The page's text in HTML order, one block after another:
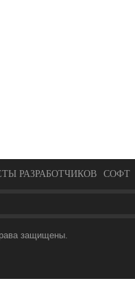
РАЗРАБОТЧИКОВ СОФТ
защищены.